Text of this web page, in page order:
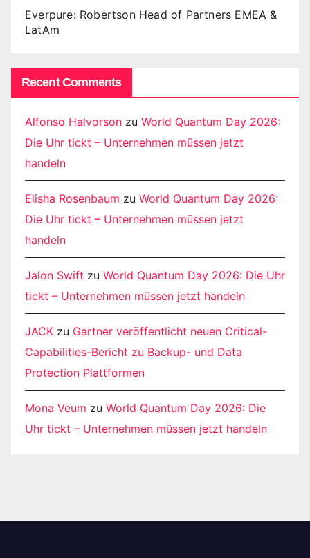
Everpure: Robertson Head of Partners EMEA &
LatAm
Recent Comments
Alfonso Halvorson zu World Quantum Day 2026:
Die Uhr tickt – Unternehmen müssen jetzt
handeln
Elisha Rosenbaum zu World Quantum Day 2026:
Die Uhr tickt – Unternehmen müssen jetzt
handeln
Jalon Swift zu World Quantum Day 2026: Die Uhr
tickt – Unternehmen müssen jetzt handeln
JACK zu Gartner veröffentlicht neuen Critical-
Capabilities-Bericht zu Backup- und Data
Protection Plattformen
Mona Veum zu World Quantum Day 2026: Die
Uhr tickt – Unternehmen müssen jetzt handeln